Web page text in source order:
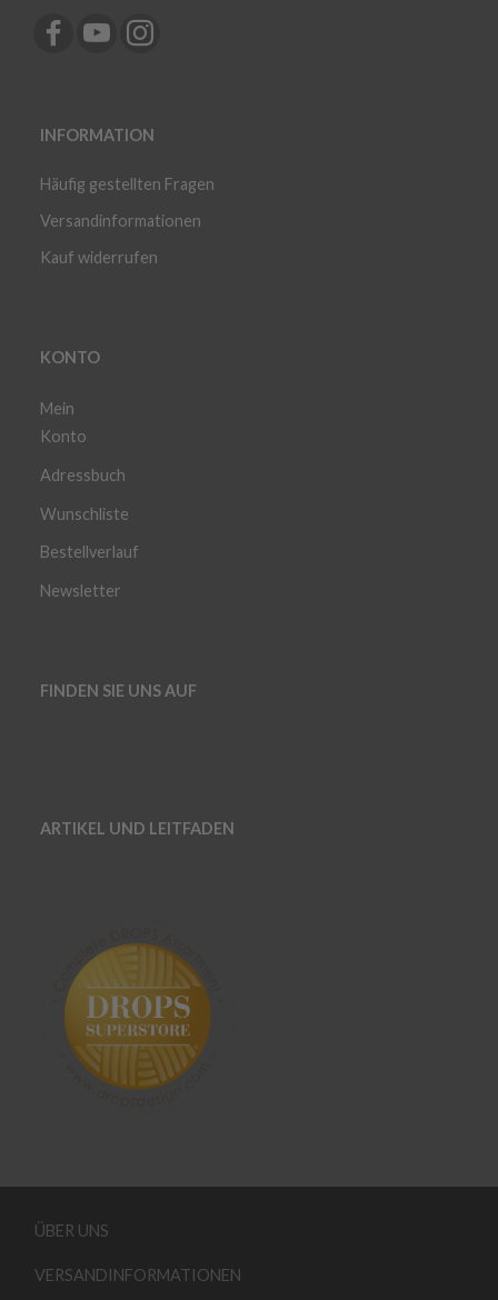
INFORMATION
Häufig gestellten Fragen
Versandinformationen
Kauf widerrufen
KONTO
Mein
Konto
Adressbuch
Wunschliste
Bestellverlauf
Newsletter
FINDEN SIE UNS AUF
ARTIKEL UND LEITFADEN
ÜBER UNS
VERSANDINFORMATIONEN